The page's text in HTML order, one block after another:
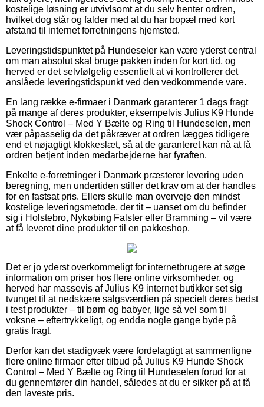
kostelige løsning er utvivlsomt at du selv henter ordren,
hvilket dog står og falder med at du har bopæl med kort
afstand til internet forretningens hjemsted.
Leveringstidspunktet på Hundeseler kan være yderst central
om man absolut skal bruge pakken inden for kort tid, og
herved er det selvfølgelig essentielt at vi kontrollerer det
anslåede leveringstidspunkt ved den vedkommende vare.
En lang række e-firmaer i Danmark garanterer 1 dags fragt
på mange af deres produkter, eksempelvis Julius K9 Hunde
Shock Control – Med Y Bælte og Ring til Hundeselen, men
vær påpasselig da det påkræver at ordren lægges tidligere
end et nøjagtigt klokkeslæt, så at de garanteret kan nå at få
ordren betjent inden medarbejderne har fyraften.
Enkelte e-forretninger i Danmark præsterer levering uden
beregning, men undertiden stiller det krav om at der handles
for en fastsat pris. Ellers skulle man overveje den mindst
kostelige leveringsmetode, der tit – uanset om du befinder
sig i Holstebro, Nykøbing Falster eller Bramming – vil være
at få leveret dine produkter til en pakkeshop.
Det er jo yderst overkommeligt for internetbrugere at søge
information om priser hos flere online virksomheder, og
herved har massevis af Julius K9 internet butikker set sig
tvunget til at nedskære salgsværdien på specielt deres bedst
i test produkter – til børn og babyer, lige så vel som til
voksne – eftertrykkeligt, og endda nogle gange byde på
gratis fragt.
Derfor kan det stadigvæk være fordelagtigt at sammenligne
flere online firmaer efter tilbud på Julius K9 Hunde Shock
Control – Med Y Bælte og Ring til Hundeselen forud for at
du gennemfører din handel, således at du er sikker på at få
den laveste pris.